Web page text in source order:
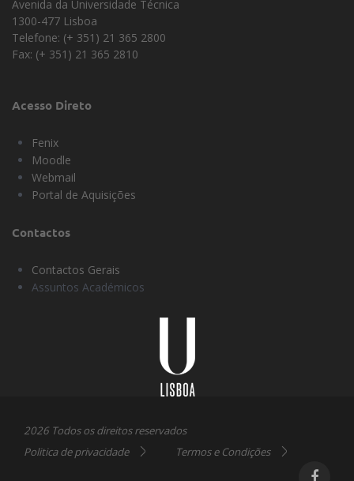
Avenida da Universidade Técnica
1300-477 Lisboa
Telefone: (+ 351) 21 365 2800
Fax: (+ 351) 21 365 2810
Acesso Direto
Fenix
Moodle
Webmail
Portal de Aquisições
Contactos
Contactos Gerais
Assuntos Académicos
2026 Todos os direitos reservados
Politica de privacidade
Termos e Condições